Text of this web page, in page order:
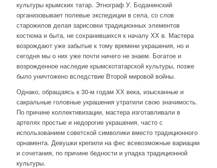
культуры крымских татар. Этнограф У. Боданинский
организовывает полевые экспедиции в села, со слов
старожилов делая зарисовки традиционных элементов
костюма и быта, не сохранившихся к началу ХХ в. Мастера
возрождают уже забытые к тому времени украшения, но и
сегодня мы о них уже почти ничего не знаем. Богатое и
возрожденное наследие крымскотатарской культуры, позже
было уничтожено вследствие Второй мировой войны.
Однако, обращаясь к 30-м годам ХХ века, изысканные и
сакральные головные украшения утратили свою значимость.
По причине коллективизации, мастера изготавливали в
артелях простые и недорогие украшения, часто с
использованием советской символики вместо традиционного
орнамента. Девушки крепили на фес всевозможные вариации
и сочетания, по причине бедности и упадка традиционной
культуры.